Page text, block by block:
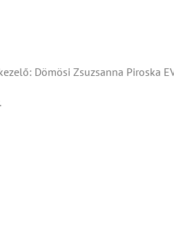
Dömösi Zsuzsanna Piroska